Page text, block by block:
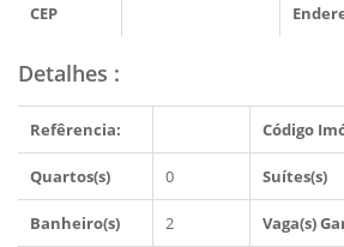
CEP
Detalhes :
Refêrencia: Código
Quartos(s) 0 Suítes(s)
Banheiro(s) 2 Vaga(s)